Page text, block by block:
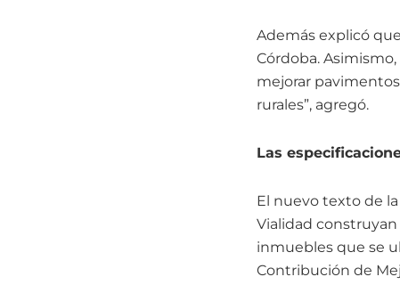
Además explicó
Córdoba.
mejorar
rurales”, agregó.
Las
El nuevo texto de
Vialidad
inmuebles que se
Contribución de